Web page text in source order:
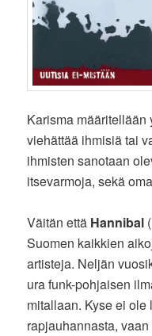
Karisma
viehättää ihmisiä tai
ihmisten sanotaan
itsevarmoja, sekä
Väitän että Hannibal
Suomen kaikkien
artisteja. Neljän
ura funk-pohjaisen
mitallaan. Kyse ei
rapjauhannasta,